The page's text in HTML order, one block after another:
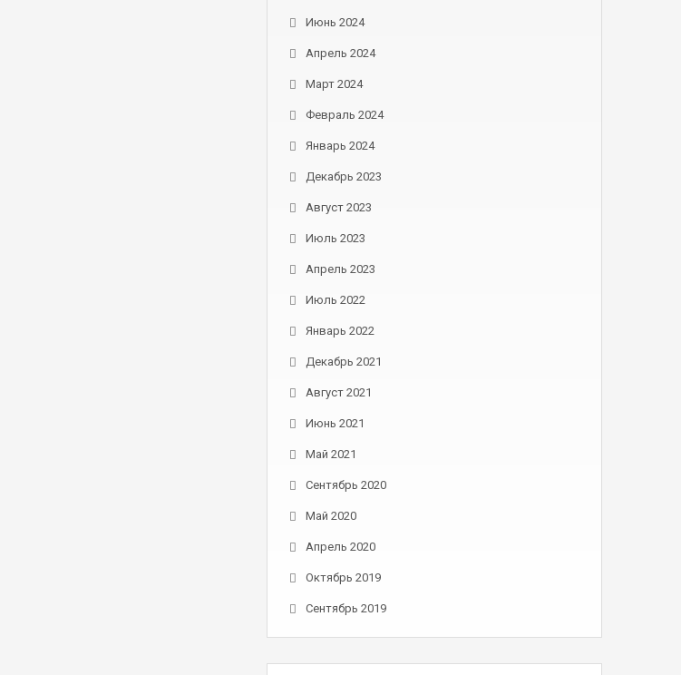
Июнь 2024
Апрель 2024
Март 2024
Февраль 2024
Январь 2024
Декабрь 2023
Август 2023
Июль 2023
Апрель 2023
Июль 2022
Январь 2022
Декабрь 2021
Август 2021
Июнь 2021
Май 2021
Сентябрь 2020
Май 2020
Апрель 2020
Октябрь 2019
Сентябрь 2019